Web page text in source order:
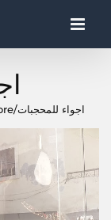
/اجواء للمحجبات